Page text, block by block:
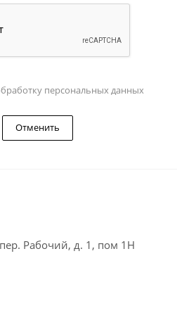
персональных данных
Отменить
Рабочий, д. 1, пом 1Н